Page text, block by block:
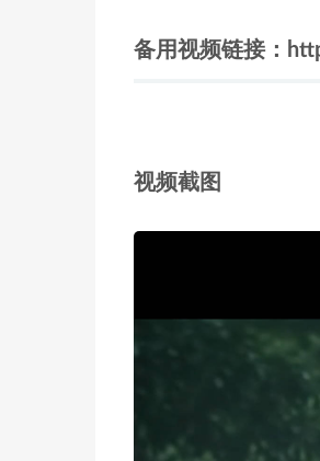
备用视频链接：
视频截图